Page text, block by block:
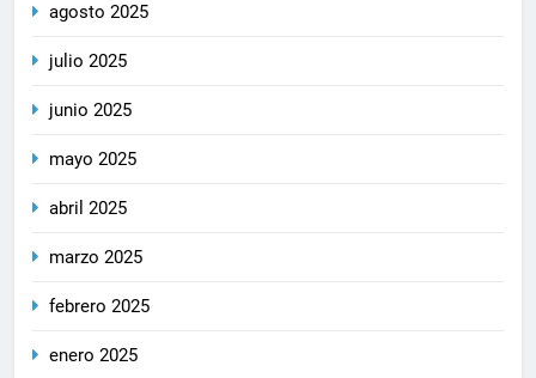
agosto 2025
julio 2025
junio 2025
mayo 2025
abril 2025
marzo 2025
febrero 2025
enero 2025